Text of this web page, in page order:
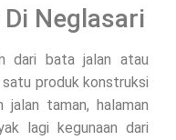
Neglasari
dari bata jalan atau
produk konstruksi
jalan taman, halaman
lagi kegunaan dari